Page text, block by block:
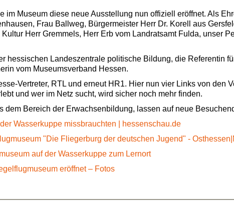
im Museum diese neue Ausstellung nun offiziell eröffnet. Als
Frau Ballweg, Bürgermeister Herr Dr. Korell aus
Herr Gremmels, Herr Erb vom Landratsamt Fulda, unser
hessischen Landeszentrale politische Bildung, die Referentin
vom Museumsverband Hessen.
Vertreter, RTL und erneut HR1. Hier nun vier Links von den
und wer im Netz sucht, wird sicher noch mehr finden.
dem Bereich der Erwachsenbildung, lassen auf neue
Wasserkuppe missbrauchten | hessenschau.de
"Die Fliegerburg der deutschen Jugend" -
auf der Wasserkuppe zum Lernort
eröffnet – Fotos